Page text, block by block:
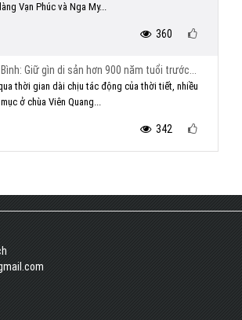
Vạn Phúc và Nga My...
360
Bình: Giữ gìn di sản hơn 900 năm tuổi trước...
thời gian dài chịu tác động của thời tiết, nhiều
ở chùa Viên Quang...
342